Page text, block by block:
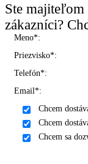
Ste
zákazníci?
Meno*:
Priezvisko*:
Telefón*:
Email*:
Chcem
Chcem
Chcem sa